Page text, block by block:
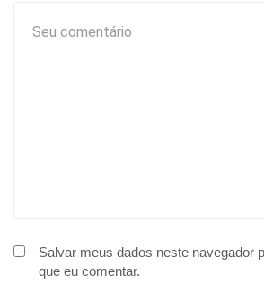
Salvar meus dados neste navegador
que eu comentar.